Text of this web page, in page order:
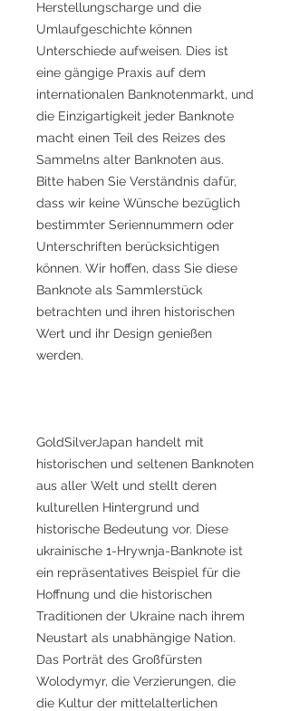
Herstellungscharge und die
Umlaufgeschichte können
Unterschiede aufweisen. Dies ist
eine gängige Praxis auf dem
internationalen Banknotenmarkt, und
die Einzigartigkeit jeder Banknote
macht einen Teil des Reizes des
Sammelns alter Banknoten aus.
Bitte haben Sie Verständnis dafür,
dass wir keine Wünsche bezüglich
bestimmter Seriennummern oder
Unterschriften berücksichtigen
können. Wir hoffen, dass Sie diese
Banknote als Sammlerstück
betrachten und ihren historischen
Wert und ihr Design genießen
werden.
GoldSilverJapan handelt mit
historischen und seltenen Banknoten
aus aller Welt und stellt deren
kulturellen Hintergrund und
historische Bedeutung vor. Diese
ukrainische 1-Hrywnja-Banknote ist
ein repräsentatives Beispiel für die
Hoffnung und die historischen
Traditionen der Ukraine nach ihrem
Neustart als unabhängige Nation.
Das Porträt des Großfürsten
Wolodymyr, die Verzierungen, die
die Kultur der mittelalterlichen